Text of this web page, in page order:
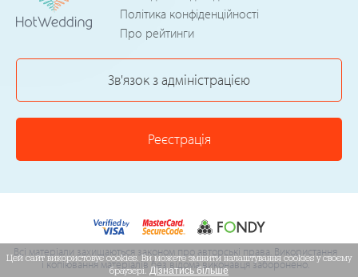
Політика конфіденційності
Про рейтинги
Зв'язок з адміністрацією
Реєстрація
Всі матеріали захищаються законом про авторські права. Використання
і копіювання матеріалів без відома виконавця заборонено.
Цей сайт використовує cookies. Ви можете змінити налаштування cookies у своєму
браузері.Дізнатись більше